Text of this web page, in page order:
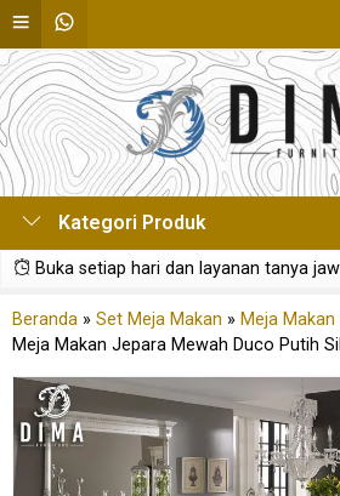
Kategori Produk
Buka setiap hari dan layanan tanya
Beranda » Set Meja Makan » Meja
Meja Makan Jepara Mewah Duco Putih